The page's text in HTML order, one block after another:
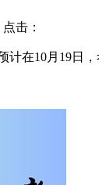
击：
计在10月19日